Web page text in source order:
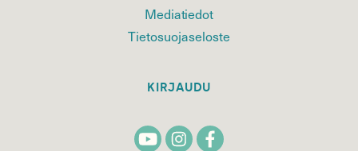
Mediatiedot
Tietosuojaseloste
KIRJAUDU